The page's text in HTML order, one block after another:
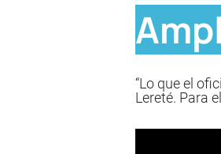
“Lo que el
Lereté. Para